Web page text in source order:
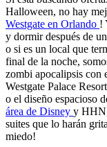
Halloween, no hay
Westgate en Orlando !
y dormir después de
o si es un local que
final de la noche,
zombi apocalipsis con
Westgate Palace
o el diseño espacioso
área de Disney y HHN,
suites que lo harán
miedo!